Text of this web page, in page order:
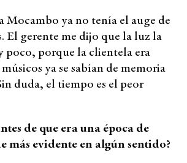
Mocambo ya no tenía el auge de
El gerente me dijo que la luz la
poco, porque la clientela era
ya se sabían de memoria
duda, el tiempo es el peor
de que era una época de
más evidente en algún sentido?